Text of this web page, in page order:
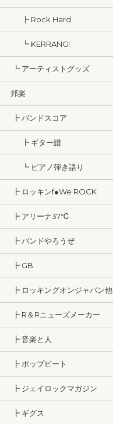
┣ Rock Hard
┗ KERRANG!
┗ アーティストグッズ
邦楽
┣ バンドスコア
┣ ギター譜
┗ ピアノ弾き語り
┣ ロッキンf●We ROCK
┣ アリーナ37℃
┣ バンドやろうぜ
┣ GB
┣ ロッキングオンジャパン他
┣ R＆Rニューズメーカー
┣ 音楽と人
┣ ポップビート
┣ ジェイロックマガジン
┣ ギグス